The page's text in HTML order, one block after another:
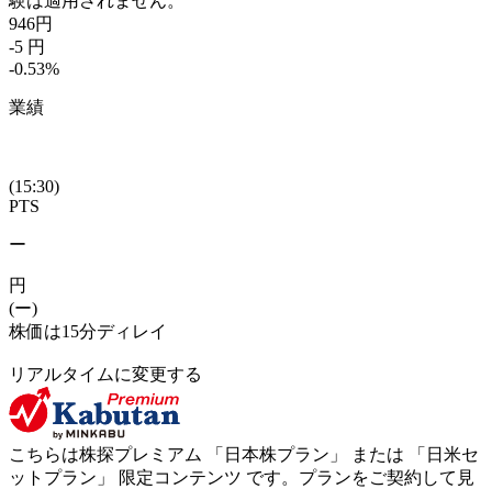
946円
-5 円
-0.53%
業績
(15:30)
PTS
ー
円
(ー)
株価は15分ディレイ
リアルタイムに変更する
こちらは株探プレミアム 「 日本株プラン 」 または 「 日米セ
ットプラン 」 限定コンテンツ です。プランをご契約して見